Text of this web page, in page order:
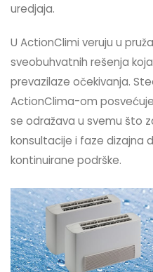
uredjaja.
U ActionClimi veruju u
sveobuhvatnih rešenja
prevazilaze očekivanja.
ActionClima-om
se odražava u svemu što
konsultacije i faze dizajna
kontinuirane podrške.